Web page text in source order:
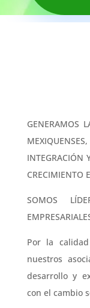
GENERAMOS
INTEGRACIÓN
CRECIMIENTO
SOMOS
Por la
nuestros
desarrollo y
con el cambio